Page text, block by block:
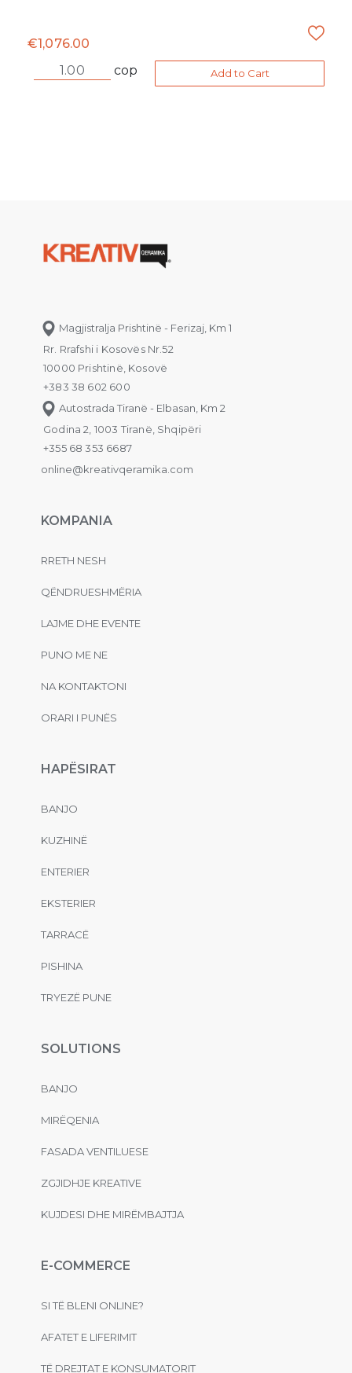
€1,076.00
cop
Add to Cart
Magjistralja Prishtinë - Ferizaj, Km 1
Rr. Rrafshi i Kosovës Nr.52
10000 Prishtinë, Kosovë
+383 38 602 600
Autostrada Tiranë - Elbasan, Km 2
Godina 2, 1003 Tiranë, Shqipëri
+355 68 353 6687
online@kreativqeramika.com
KOMPANIA
RRETH NESH
QËNDRUESHMËRIA
LAJME DHE EVENTE
PUNO ME NE
NA KONTAKTONI
ORARI I PUNËS
HAPËSIRAT
BANJO
KUZHINË
ENTERIER
EKSTERIER
TARRACË
PISHINA
TRYEZË PUNE
SOLUTIONS
BANJO
MIRËQENIA
FASADA VENTILUESE
ZGJIDHJE KREATIVE
KUJDESI DHE MIRËMBAJTJA
E-COMMERCE
SI TË BLENI ONLINE?
AFATET E LIFERIMIT
TË DREJTAT E KONSUMATORIT